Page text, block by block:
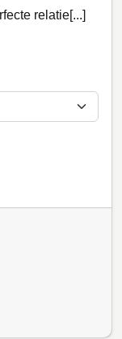
relatie[...]